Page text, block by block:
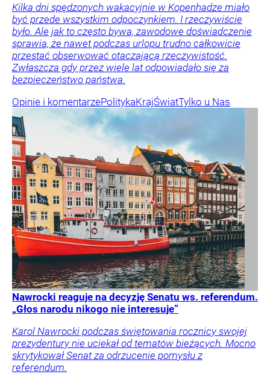
Kilka dni spędzonych wakacyjnie w Kopenhadze miało
być przede wszystkim odpoczynkiem. I rzeczywiście
było. Ale jak to często bywa, zawodowe doświadczenie
sprawia, że nawet podczas urlopu trudno całkowicie
przestać obserwować otaczającą rzeczywistość.
Zwłaszcza gdy przez wiele lat odpowiadało się za
bezpieczeństwo państwa.
Opinie i komentarzePolitykaKrajŚwiatTylko u Nas
Nawrocki reaguje na decyzję Senatu ws. referendum.
„Głos narodu nikogo nie interesuje”
Karol Nawrocki podczas świętowania rocznicy swojej
prezydentury nie uciekał od tematów bieżących. Mocno
skrytykował Senat za odrzucenie pomysłu z
referendum.